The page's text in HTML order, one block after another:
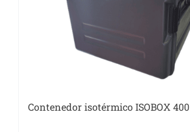
Contenedor isotérmico ISOBOX 400